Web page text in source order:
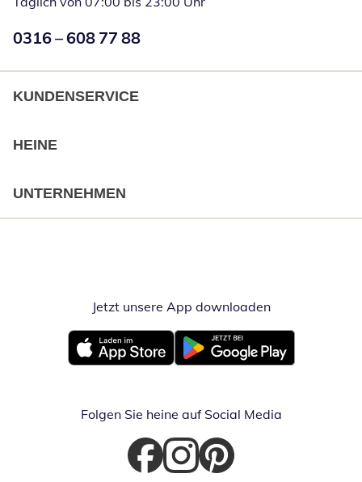
Numéro de téléphone:
0316 – 608 77 88
KUNDENSERVICE
HEINE
UNTERNEHMEN
Jetzt unsere App downloadenÖffnet in
Öffnet in neuem FensterÖffnet in neuem Fenster
Folgen Sie heine auf Social Media
Öffnet in neuem Fenster
Öffnet in neuem Fenster
Öffnet in neuem Fenster